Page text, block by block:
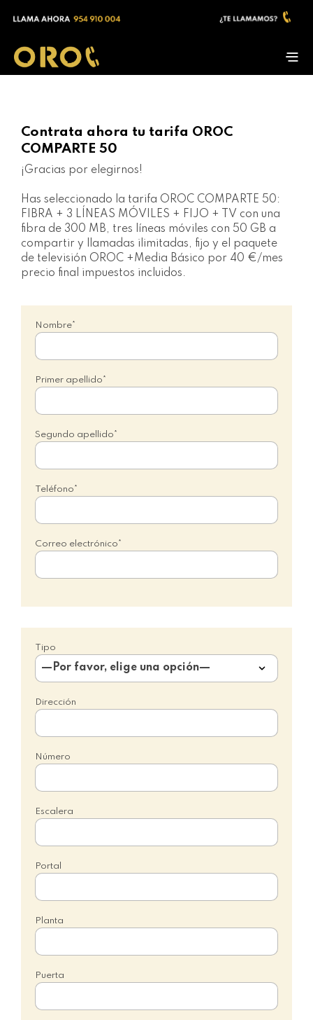
Contrata ahora tu tarifa OROC
COMPARTE 50
¡Gracias por elegirnos!
Has seleccionado la tarifa OROC COMPARTE 50:
FIBRA + 3 LÍNEAS MÓVILES + FIJO + TV con una
fibra de 300 MB, tres líneas móviles con 50 GB a
compartir y llamadas ilimitadas, fijo y el paquete
de televisión OROC +Media Básico por 40 €/mes
precio final impuestos incluidos.
Nombre*
Primer apellido*
Segundo apellido*
Teléfono*
Correo electrónico*
Tipo
Dirección
Número
Escalera
Portal
Planta
Puerta